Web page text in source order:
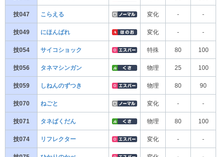
技047 こらえる 変化 - -
技049 にほんばれ 変化 - -
技054 サイコショック 特殊 80 100
技056 タネマシンガン 物理 25 100
技059 しねんのずつき 物理 80 90
技070 ねごと 変化 - -
技071 タネばくだん 物理 80 100
技074 リフレクター 変化 - -